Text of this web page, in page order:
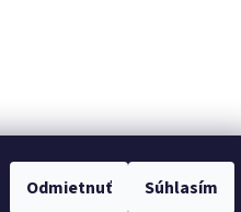
Odmietnuť Súhlasím